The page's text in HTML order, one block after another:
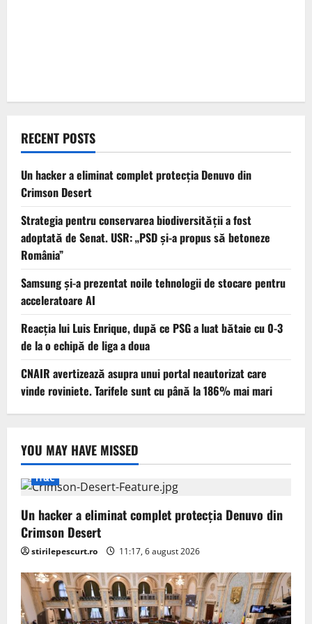
RECENT POSTS
Un hacker a eliminat complet protecția Denuvo din
Crimson Desert
Strategia pentru conservarea biodiversității a fost
adoptată de Senat. USR: „PSD și-a propus să betoneze
România”
Samsung și-a prezentat noile tehnologii de stocare pentru
acceleratoare AI
Reacția lui Luis Enrique, după ce PSG a luat bătaie cu 0-3
de la o echipă de liga a doua
CNAIR avertizează asupra unui portal neautorizat care
vinde roviniete. Tarifele sunt cu până la 186% mai mari
YOU MAY HAVE MISSED
IT&C
Un hacker a eliminat complet protecția Denuvo din
Crimson Desert
stirilepescurt.ro 11:17, 6 august 2026